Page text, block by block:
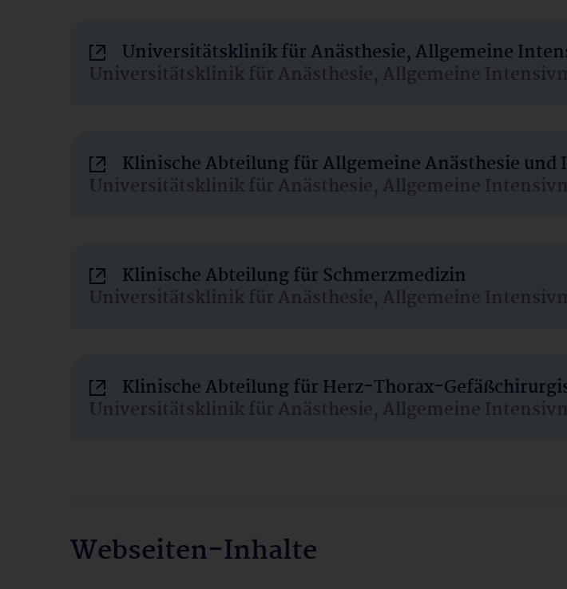
Universitätsklinik für Anästhesie, Allgemeine
Universitätsklinik für Anästhesie, Allgemeine
Klinische Abteilung für Allgemeine Anästhesie
Universitätsklinik für Anästhesie, Allgemeine
Klinische Abteilung für Schmerzmedizin
Universitätsklinik für Anästhesie, Allgemeine
Klinische Abteilung für Herz-Thorax-
Universitätsklinik für Anästhesie, Allgemeine
Webseiten-Inhalte